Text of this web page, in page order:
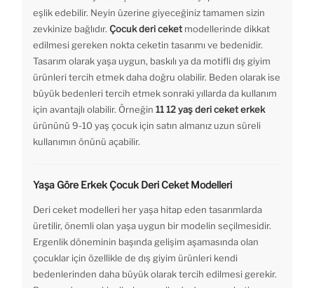
eşlik edebilir. Neyin üzerine giyeceğiniz tamamen sizin
zevkinize bağlıdır. Çocuk deri ceket modellerinde dikkat
edilmesi gereken nokta ceketin tasarımı ve bedenidir.
Tasarım olarak yaşa uygun, baskılı ya da motifli dış giyim
ürünleri tercih etmek daha doğru olabilir. Beden olarak ise
büyük bedenleri tercih etmek sonraki yıllarda da kullanım
için avantajlı olabilir. Örneğin 11 12 yaş deri ceket erkek
ürününü 9-10 yaş çocuk için satın almanız uzun süreli
kullanımın önünü açabilir.
Yaşa Göre Erkek Çocuk Deri Ceket Modelleri
Deri ceket modelleri her yaşa hitap eden tasarımlarda
üretilir, önemli olan yaşa uygun bir modelin seçilmesidir.
Ergenlik döneminin başında gelişim aşamasında olan
çocuklar için özellikle de dış giyim ürünleri kendi
bedenlerinden daha büyük olarak tercih edilmesi gerekir.